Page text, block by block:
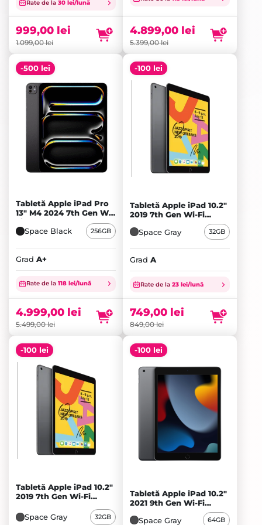
Rate de la 30 lei/lună
1.099,00lei
fost:
1.099,00 lei.
999,00 lei
este:
999,00 lei.
5.399,00lei
fost:
5.399,00 lei.
4.899,00 lei
este:
4.899,00 lei.
-500 lei
Tabletă Apple iPad Pro
13" M4 2024 7th Gen Wi-
Fi 256GB Standard glass,
Space Black - A+
Space Black 256GB
Grad A+
Rate de la 118 lei/lună
5.499,00lei
Prețul
inițial
fost:
5.499,00 lei.
4.999,00 lei
Prețul
este:
4.999,00 lei.
-100 lei
Tabletă Apple iPad 10.2"
2019 7th Gen Wi-Fi
32GB, Space Gray - A
Space Gray
32GB
Grad A
Rate de la 23 lei/lună
849,00lei
Prețul
inițial
fost:
849,00 lei.
749,00 lei
Prețul
este:
749,00 lei.
-100 lei
Tabletă Apple iPad 10.2"
2019 7th Gen Wi-Fi
Space Gray
32GB
-100 lei
Tabletă Apple iPad 10.2"
2021 9th Gen Wi-Fi
64GB, Space Gray - A
Space Gray
64GB